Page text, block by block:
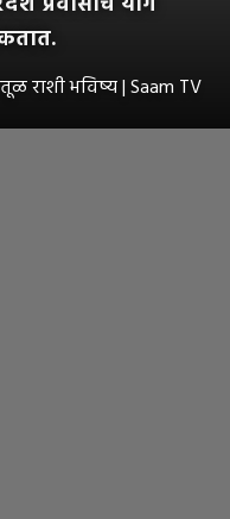
तूळ राशी भविष्य | Saam TV